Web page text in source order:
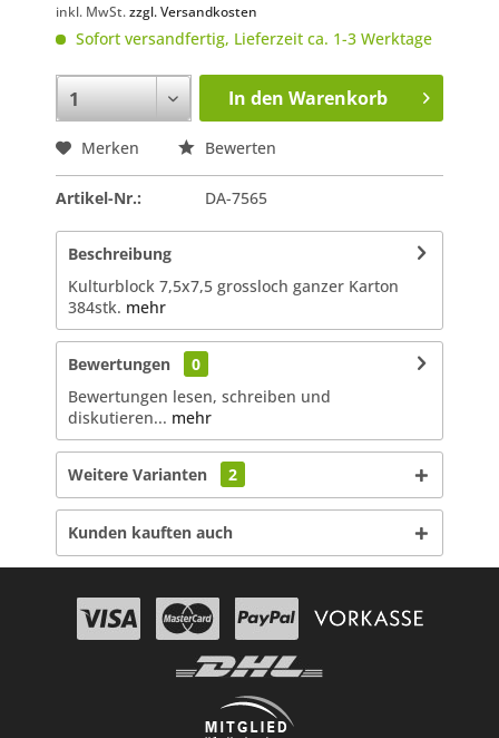
inkl. MwSt.zzgl. Versandkosten
Sofort versandfertig, Lieferzeit ca. 1-3 Werktage
In den Warenkorb
Merken Bewerten
Artikel-Nr.: DA-7565
Beschreibung
Kulturblock 7,5x7,5 grossloch ganzer Karton
384stk. mehr
Bewertungen
0
Bewertungen lesen, schreiben und
diskutieren... mehr
Weitere Varianten 2
Kunden kauften auch